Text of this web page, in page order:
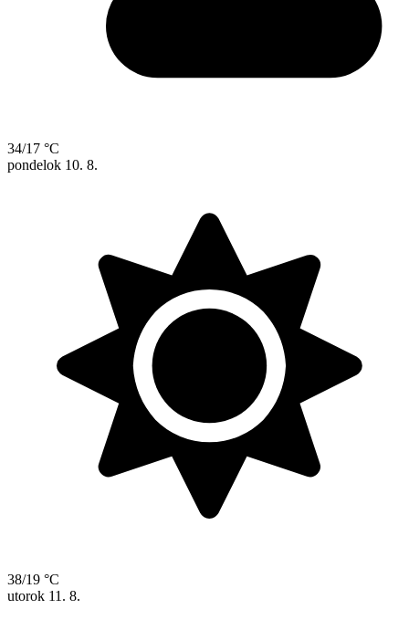
34/17 °C
pondelok 10. 8.
38/19 °C
utorok 11. 8.